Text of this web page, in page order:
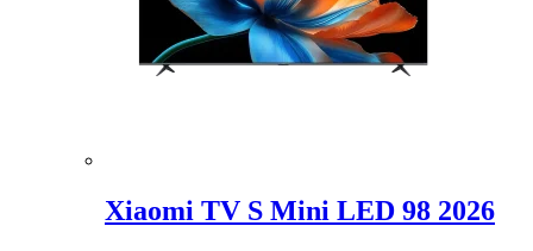
Xiaomi TV S Mini LED 98 2026